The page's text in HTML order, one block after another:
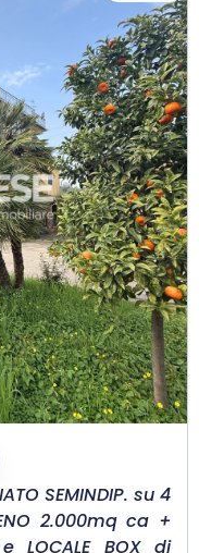
SEMINDIP. su 4
2.000mq ca +
LOCALE BOX di